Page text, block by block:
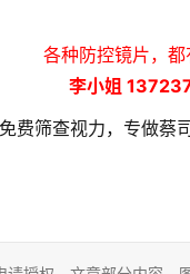
各种防控镜片，
李小姐